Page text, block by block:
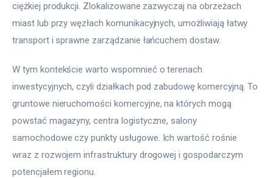
ciężkiej produkcji. Zlokalizowane zazwyczaj na obrzeżach
miast lub przy węzłach komunikacyjnych, umożliwiają łatwy
transport i sprawne zarządzanie łańcuchem dostaw.
W tym kontekście warto wspomnieć o terenach
inwestycyjnych, czyli działkach pod zabudowę komercyjną. To
gruntowe nieruchomości komercyjne, na których mogą
powstać magazyny, centra logistyczne, salony
samochodowe czy punkty usługowe. Ich wartość rośnie
wraz z rozwojem infrastruktury drogowej i gospodarczym
potencjałem regionu.